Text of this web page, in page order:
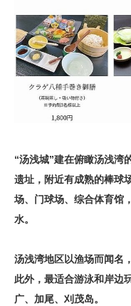
“汤浅城”建在俯瞰汤浅湾
遗址，附近有成熟的棒球
场、门球场、综合体育馆
水。
汤浅湾地区以渔场而闻名
此外，最适合游泳和岸边
广、加尾、刈茂岛。